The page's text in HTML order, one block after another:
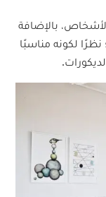
بالإضافة
نظرًا لكونه مناسبًا